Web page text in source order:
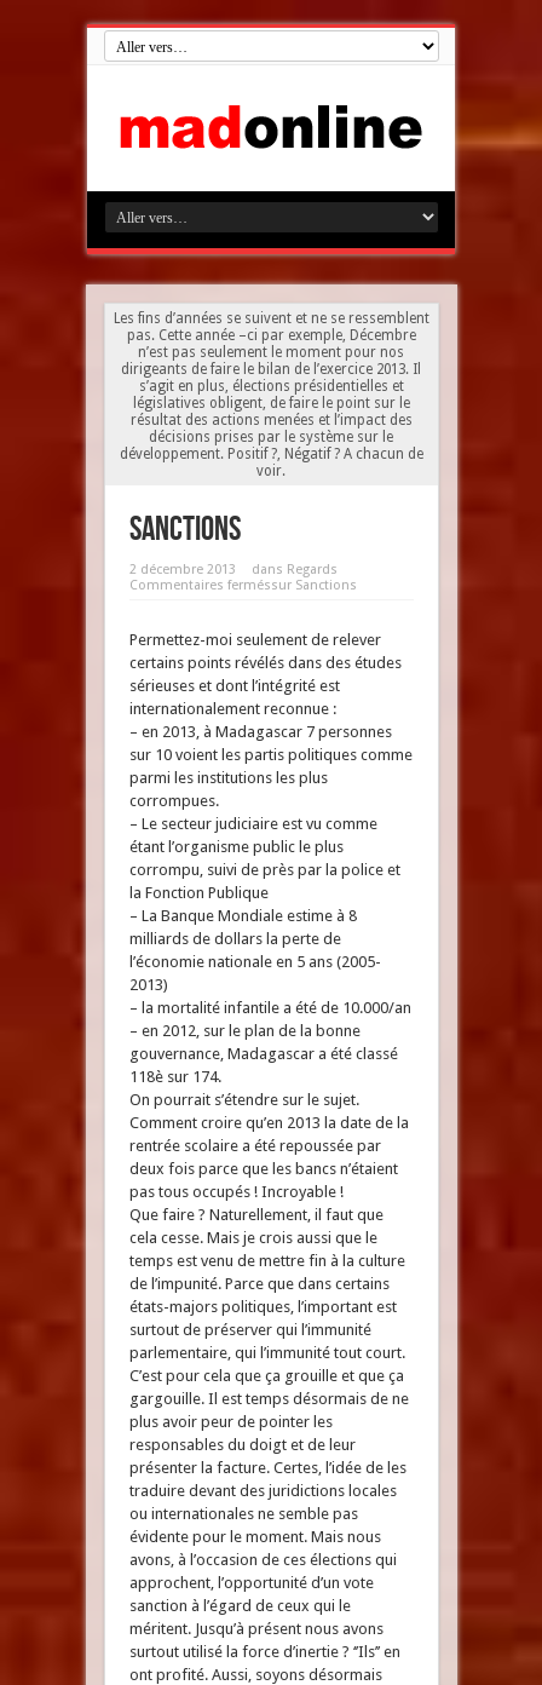
Les fins d’années se suivent et ne se ressemblent
pas. Cette année –ci par exemple, Décembre
n’est pas seulement le moment pour nos
dirigeants de faire le bilan de l’exercice 2013. Il
s’agit en plus, élections présidentielles et
législatives obligent, de faire le point sur le
résultat des actions menées et l’impact des
décisions prises par le système sur le
développement. Positif ?, Négatif ? A chacun de
voir.
Sanctions
2 décembre 2013 dans Regards
Commentaires ferméssur Sanctions
Permettez-moi seulement de relever
certains points révélés dans des études
sérieuses et dont l’intégrité est
internationalement reconnue :
– en 2013, à Madagascar 7 personnes
sur 10 voient les partis politiques comme
parmi les institutions les plus
corrompues.
– Le secteur judiciaire est vu comme
étant l’organisme public le plus
corrompu, suivi de près par la police et
la Fonction Publique
– La Banque Mondiale estime à 8
milliards de dollars la perte de
l’économie nationale en 5 ans (2005-
2013)
– la mortalité infantile a été de 10.000/an
– en 2012, sur le plan de la bonne
gouvernance, Madagascar a été classé
118è sur 174.
On pourrait s’étendre sur le sujet.
Comment croire qu’en 2013 la date de la
rentrée scolaire a été repoussée par
deux fois parce que les bancs n’étaient
pas tous occupés ! Incroyable !
Que faire ? Naturellement, il faut que
cela cesse. Mais je crois aussi que le
temps est venu de mettre fin à la culture
de l’impunité. Parce que dans certains
états-majors politiques, l’important est
surtout de préserver qui l’immunité
parlementaire, qui l’immunité tout court.
C’est pour cela que ça grouille et que ça
gargouille. Il est temps désormais de ne
plus avoir peur de pointer les
responsables du doigt et de leur
présenter la facture. Certes, l’idée de les
traduire devant des juridictions locales
ou internationales ne semble pas
évidente pour le moment. Mais nous
avons, à l’occasion de ces élections qui
approchent, l’opportunité d’un vote
sanction à l’égard de ceux qui le
méritent. Jusqu’à présent nous avons
surtout utilisé la force d’inertie ? ‘’Ils’’ en
ont profité. Aussi, soyons désormais